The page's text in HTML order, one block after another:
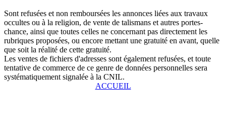
Sont refusées et non remboursées les annonces liées aux travaux
occultes ou à la religion, de vente de talismans et autres portes-
chance, ainsi que toutes celles ne concernant pas directement les
rubriques proposées, ou encore mettant une gratuité en avant, quelle
que soit la réalité de cette gratuité.
Les ventes de fichiers d'adresses sont également refusées, et toute
tentative de commerce de ce genre de données personnelles sera
systématiquement signalée à la CNIL.
ACCUEIL